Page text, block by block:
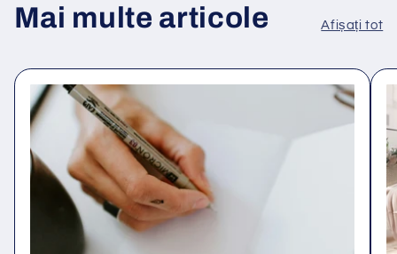
Mai multe articole Afișați tot